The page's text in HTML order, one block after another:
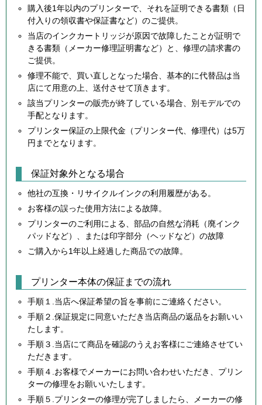
購入後1年以内のプリンターで、それを証明できる書類（日
付入りの領収書や保証書など）のご提供。
当店のインクカートリッジが原因で故障したことが証明で
きる書類（メーカー修理証明書など）と、修理の請求書の
ご提供。
修理不能で、買い直しとなった場合、基本的に代替品は当
店にて用意の上、送付させて頂きます。
該当プリンターの販売が終了している場合、別モデルでの
手配となります。
プリンター保証の上限代金（プリンター代、修理代）は5万
円までとなります。
保証対象外となる場合
他社の互換・リサイクルインクの利用履歴がある。
お客様の誤った使用方法による故障。
プリンターのご利用による、部品の自然な消耗（廃インク
パッドなど）、または印字部分（ヘッドなど）の故障
ご購入から1年以上経過した商品での故障。
プリンター本体の保証までの流れ
手順１.当店へ保証希望の旨を事前にご連絡ください。
手順２.保証規定に同意いただき当店商品の返品をお願いい
たします。
手順３.当店にて商品を確認のうえお客様にご連絡させてい
ただきます。
手順４.お客様でメーカーにお問い合わせいただき、プリン
ターの修理をお願いいたします。
手順５.プリンターの修理が完了しましたら、メーカーの修